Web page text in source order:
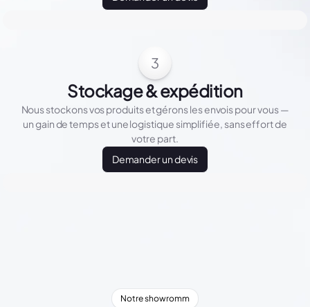
3
Stockage & expédition
Nous stockons vos produits et gérons les envois pour vous —
un gain de temps et une logistique simplifiée, sans effort de
votre part.
Demander un devis
Notre showromm